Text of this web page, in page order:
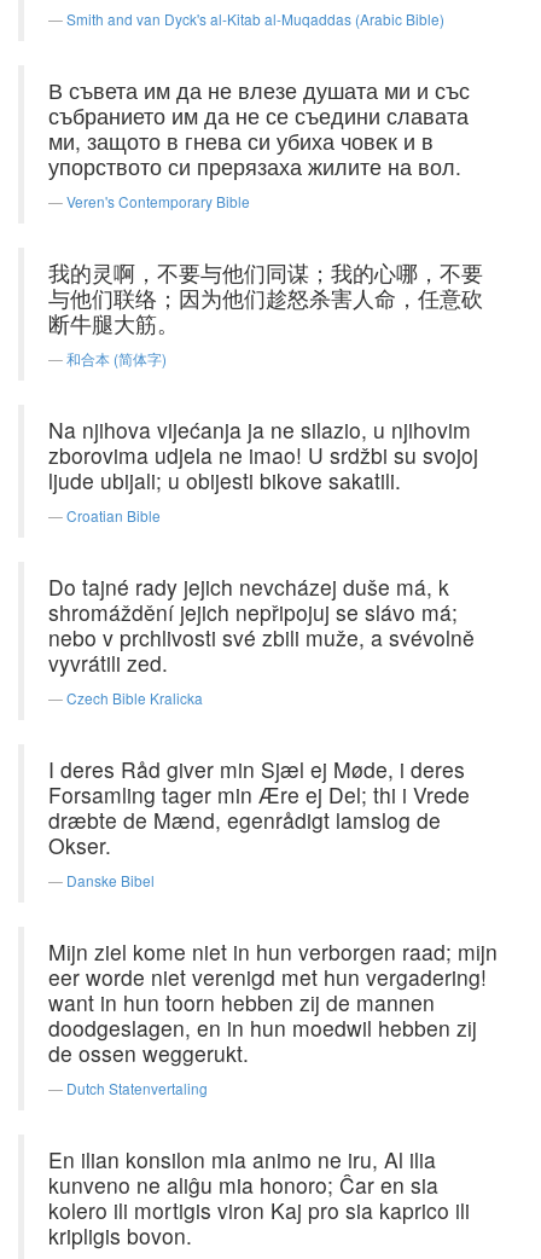
Smith and van Dyck's al-Kitab al-Muqaddas (Arabic Bible)
В съвета им да не влезе душата ми и със
събранието им да не се съедини славата
ми, защото в гнева си убиха човек и в
упорството си прерязаха жилите на вол.
Veren's Contemporary Bible
我的灵啊，不要与他们同谋；我的心哪，不要
与他们联络；因为他们趁怒杀害人命，任意砍
断牛腿大筋。
和合本 (简体字)
Na njihova vijećanja ja ne silazio, u njihovim
zborovima udjela ne imao! U srdžbi su svojoj
ljude ubijali; u obijesti bikove sakatili.
Croatian Bible
Do tajné rady jejich nevcházej duše má, k
shromáždění jejich nepřipojuj se slávo má;
nebo v prchlivosti své zbili muže, a svévolně
vyvrátili zed.
Czech Bible Kralicka
I deres Råd giver min Sjæl ej Møde, i deres
Forsamling tager min Ære ej Del; thi i Vrede
dræbte de Mænd, egenrådigt lamslog de
Okser.
Danske Bibel
Mijn ziel kome niet in hun verborgen raad; mijn
eer worde niet verenigd met hun vergadering!
want in hun toorn hebben zij de mannen
doodgeslagen, en in hun moedwil hebben zij
de ossen weggerukt.
Dutch Statenvertaling
En ilian konsilon mia animo ne iru, Al ilia
kunveno ne aliĝu mia honoro; Ĉar en sia
kolero ili mortigis viron Kaj pro sia kaprico ili
kripligis bovon.